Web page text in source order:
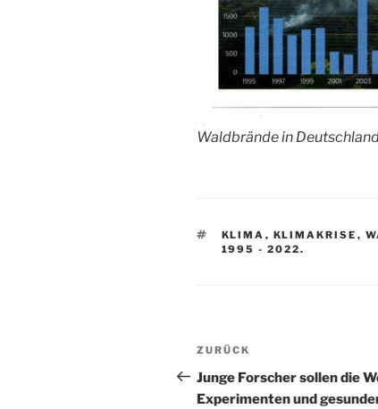
Waldbrände in
SCHLAGWÖRTER
KLIMA , KLIMAKRISE ,
1995 - 2022.
Vorheriger
Beitrag
ZURÜCK
Junge Forscher sollen die
Experimenten und